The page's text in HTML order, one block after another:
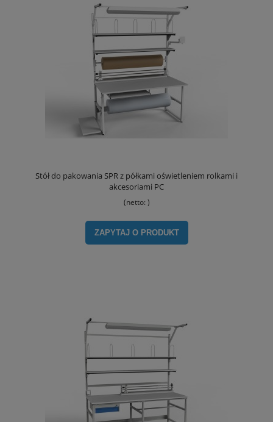
Stół do pakowania SPR z półkami oświetleniem rolkami i
akcesoriami PC
(netto: )
ZAPYTAJ O PRODUKT